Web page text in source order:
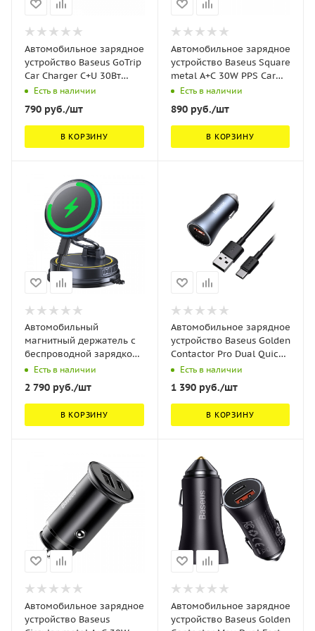
Автомобильное зарядное
устройство Baseus GoTrip
Car Charger C+U 30Вт
Чёрный (C00072300123-
Есть в наличии
790 руб./шт
В КОРЗИНУ
Автомобильное зарядное
устройство Baseus Square
metal A+C 30W PPS Car
Charger Черное (CCALL-
Есть в наличии
890руб./шт
В КОРЗИНУ
Автомобильный
магнитный держатель с
беспроводной зарядкой
Baseus PrimeTrip VC2 Flex
Pro Magnetic Wireless Car
Charger Mount Suction
Cup Version Чёрный
(C0013F01)
Есть в наличии
2 790 руб./шт
В КОРЗИНУ
Автомобильное зарядное
устройство Baseus Golden
Contactor Pro Dual Quick
Charger Car Charger U+C
40W (With Baseus Simple
wiring USB для Type-C 5A
1.0m) Темно-серый
(TZCCJD-0G)
Есть в наличии
1 390руб./шт
В КОРЗИНУ
Автомобильное зарядное
устройство Baseus
Автомобильное зарядное
устройство Baseus Golden